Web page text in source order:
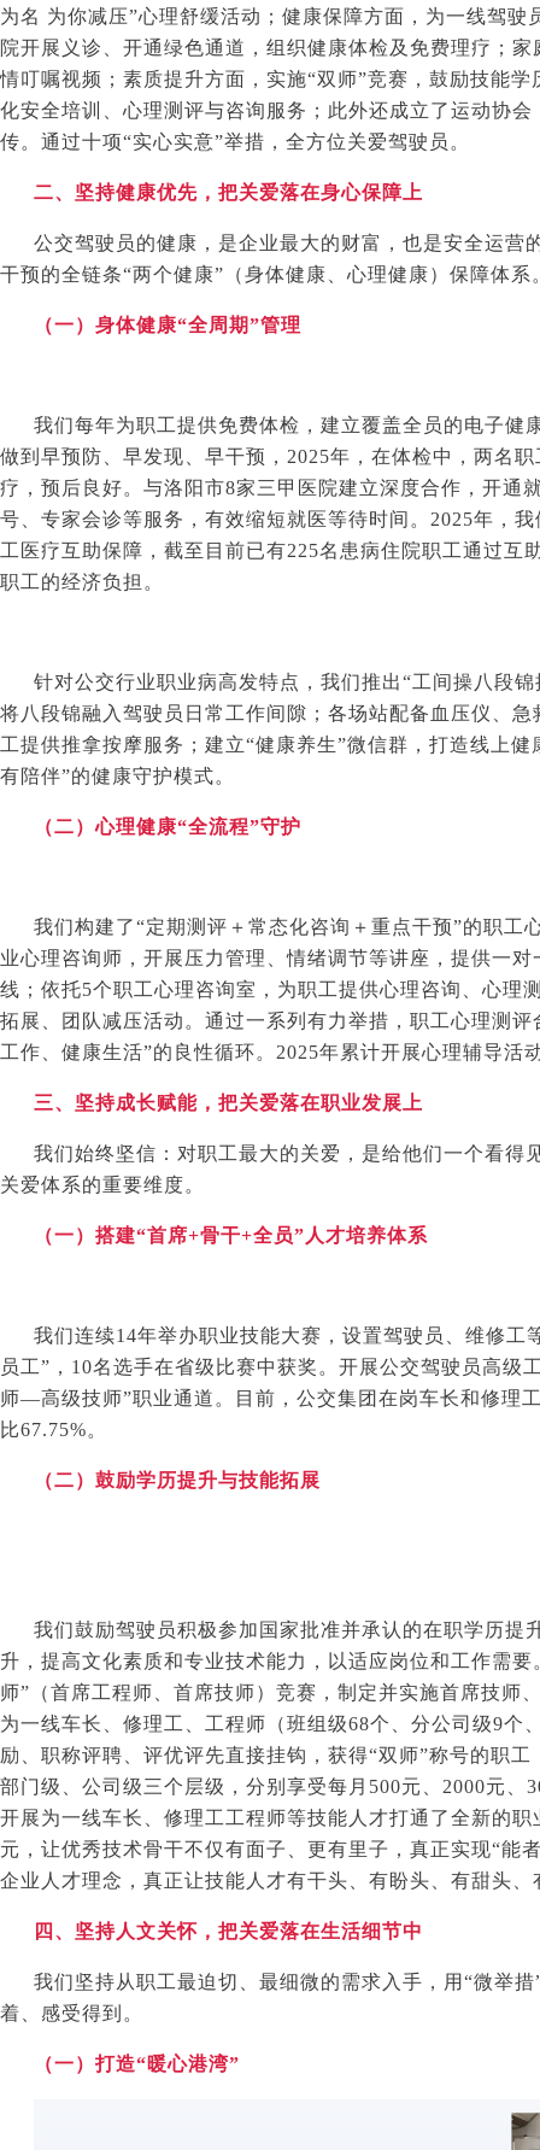
为名 为你减压”心理舒缓活动；健康保障方面，为一线驾
院开展义诊、开通绿色通道，组织健康体检及免费理疗；
情叮嘱视频；素质提升方面，实施“双师”竞赛，鼓励技能
化安全培训、心理测评与咨询服务；此外还成立了运动协
传。通过十项“实心实意”举措，全方位关爱驾驶员。
二、坚持健康优先，把关爱落在身心保障上
公交驾驶员的健康，是企业最大的财富，也是安全运营
干预的全链条“两个健康”（身体健康、心理健康）保障体系
（一）身体健康“全周期”管理
我们每年为职工提供免费体检，建立覆盖全员的电子健
做到早预防、早发现、早干预， 2025年，在体检中，两名
疗，预后良好。与洛阳市8家三甲医院建立深度合作，开通
号、专家会诊等服务，有效缩短就医等待时间。 2025年，我
工医疗互助保障，截至目前已有225名患病住院职工通过互
职工的经济负担。
针对公交行业职业病高发特点，我们推出“工间操八段
将八段锦融入驾驶员日常工作间隙；各场站配备血压仪、
工提供推拿按摩服务；建立“健康养生”微信群，打造线上
有陪伴”的健康守护模式。
（二）心理健康“全流程”守护
我们构建了“定期测评＋常态化咨询＋重点干预”的职工
业心理咨询师，开展压力管理、情绪调节等讲座，提供一
线；依托5个职工心理咨询室，为职工提供心理咨询、心理
拓展、团队减压活动。通过一系列有力举措，职工心理测
工作、健康生活”的良性循环。 2025年累计开展心理辅导活
三、坚持成长赋能，把关爱落在职业发展上
我们始终坚信：对职工最大的关爱，是给他们一个看得
关爱体系的重要维度。
（一）搭建“首席+骨干+全员”人才培养体系
我们连续14年举办职业技能大赛，设置驾驶员、维修工
员工”， 10名选手在省级比赛中获奖。开展公交驾驶员高级
师—高级技师”职业通道。目前，公交集团在岗车长和修理
比67.75%。
（二）鼓励学历提升与技能拓展
我们鼓励驾驶员积极参加国家批准并承认的在职学历提
升，提高文化素质和专业技术能力，以适应岗位和工作需
师”（首席工程师、首席技师）竞赛，制定并实施首席技师
为一线车长、修理工、工程师（班组级68个、分公司级9个
励、职称评聘、评优评先直接挂钩，获得“双师”称号的职
部门级、公司级三个层级，分别享受每月 500元、 2000元、
开展为一线车长、修理工工程师等技能人才打通了全新的
元，让优秀技术骨干不仅有面子、更有里子，真正实现“能
企业人才理念，真正让技能人才有干头、有盼头、有甜头、
四、坚持人文关怀，把关爱落在生活细节中
我们坚持从职工最迫切、最细微的需求入手，用“微举
着、感受得到。
（一）打造“暖心港湾”